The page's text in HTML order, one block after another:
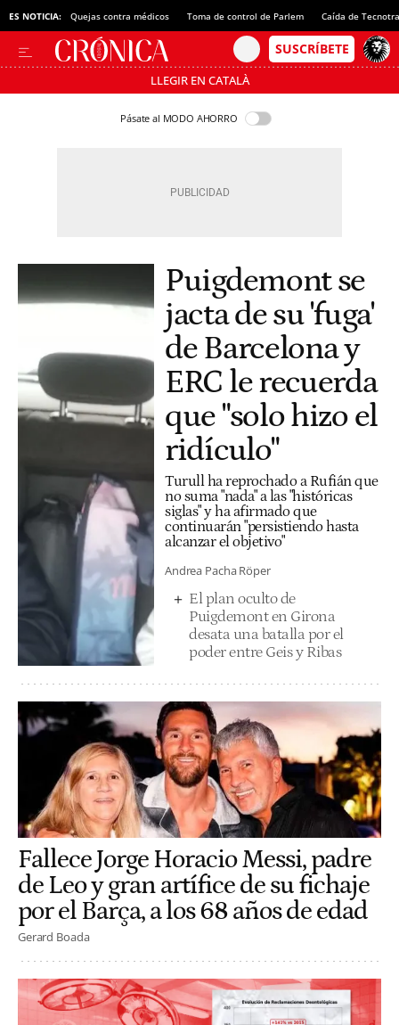
ES NOTICIA: Quejas contra médicos Toma de control de Parlem Caída de
LLEGIR EN CATALÀ
Pásate al MODO AHORRO
Puigdemont se
jacta de su 'fuga'
de Barcelona y
ERC le recuerda
que "solo hizo el
ridículo"
Turull ha reprochado a Rufián que
no suma "nada" a las "históricas
siglas" y ha afirmado que
continuarán "persistiendo hasta
alcanzar el objetivo"
Andrea Pacha Röper
El plan oculto de
Puigdemont en Girona
desata una batalla por el
poder entre Geis y Ribas
Fallece Jorge Horacio Messi, padre
de Leo y gran artífice de su fichaje
por el Barça, a los 68 años de edad
Gerard Boada